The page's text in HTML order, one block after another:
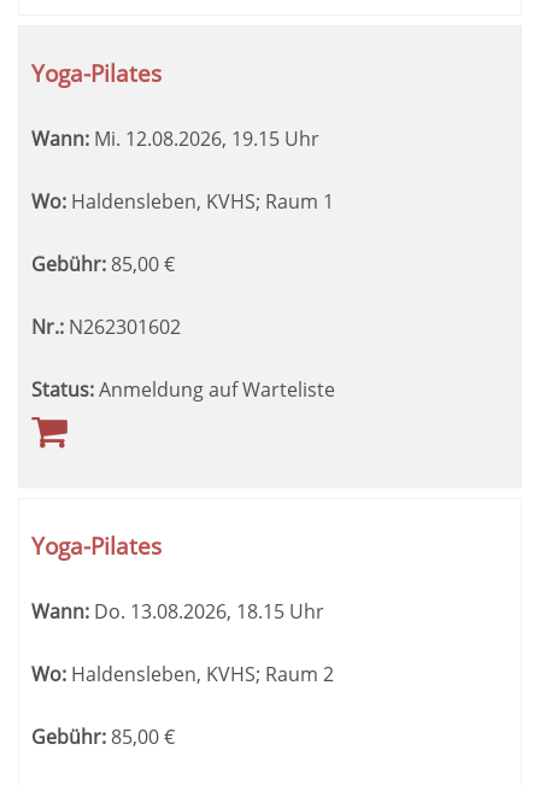
Yoga-Pilates
Wann: Mi. 12.08.2026, 19.15 Uhr
Wo: Haldensleben, KVHS; Raum 1
Gebühr: 85,00€
Nr.: N262301602
Status:Anmeldung auf Warteliste
Yoga-Pilates
Wann: Do. 13.08.2026, 18.15 Uhr
Wo: Haldensleben, KVHS; Raum 2
Gebühr:85,00€